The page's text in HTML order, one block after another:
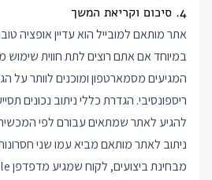
4. סיכום וקריאת המשך
אתר מותאם למובייל הוא עדיין אופציה
במיוחד אם אתם רוצים לתת חווית
המגיעים מסמארטפון ומוכנים לוותר על
ריספונסיבי. הגדרת כללי ניתוב נכונים
להגיע לאתר שמתאים עבורם לפי
ניתוב לאתר מותאם מביא עמו שני